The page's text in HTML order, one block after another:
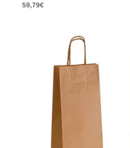
59,79€